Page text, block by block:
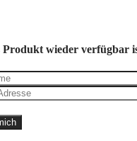
wieder verfügbar